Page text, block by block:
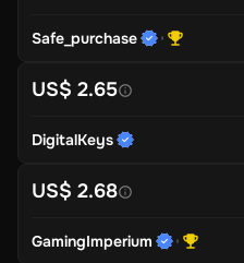
Safe_purchase
US$ 2.65
DigitalKeys
US$ 2.68
GamingImperium